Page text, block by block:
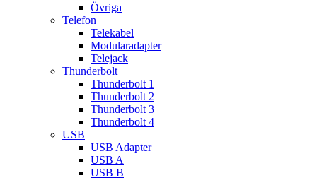
Övriga
Telefon
Telekabel
Modularadapter
Telejack
Thunderbolt
Thunderbolt 1
Thunderbolt 2
Thunderbolt 3
Thunderbolt 4
USB
USB Adapter
USB A
USB B